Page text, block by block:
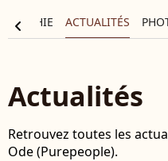
ACTUALITÉS
chevron_left
Actualités
Retrouvez toutes les
Ode (Purepeople).